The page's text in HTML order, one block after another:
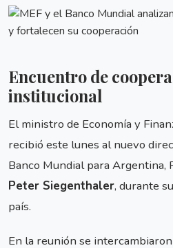
Encuentro de
institucional
El ministro de Economía y
recibió este lunes al nuevo
Banco Mundial para Argentina,
Peter Siegenthaler, durante
país.
En la reunión se intercambiaron